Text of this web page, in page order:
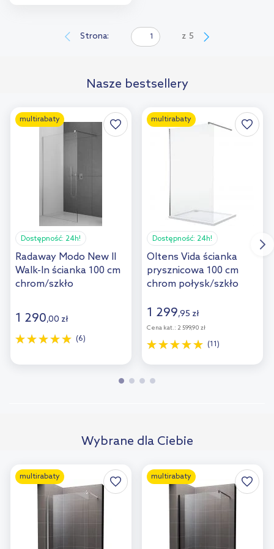
Strona: z 5
Nasze bestsellery
multirabaty
Dostępność: 24h!
Radaway Modo New II
Walk-In ścianka 100 cm
chrom/szkło
01-01
1 290,00 zł
(6)
multirabaty
Dostępność: 24h!
Oltens Vida ścianka
prysznicowa 100 cm
chrom połysk/szkło
22003100
1 299,95 zł
Cena kat.: 2 599,90 zł
(11)
Wybrane dla Ciebie
multirabaty multirabaty